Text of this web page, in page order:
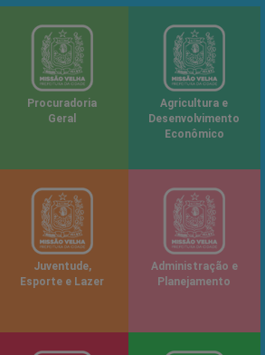
Procuradoria
Geral
Agricultura e
Desenvolvimento
Econômico
Juventude,
Esporte e Lazer
Administração e
Planejamento